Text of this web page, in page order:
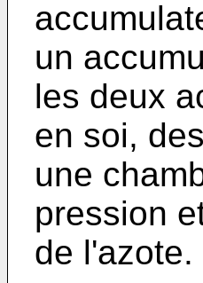
un
les deux
en soi,
une
pression
de l'azote.